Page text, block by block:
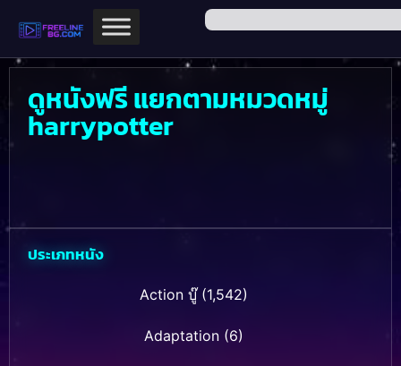
ดูหนังฟรี แยกตามหมวดหมู่
harrypotter
ประเภทหนัง
Action บู๊(1,542)
Adaptation (6)